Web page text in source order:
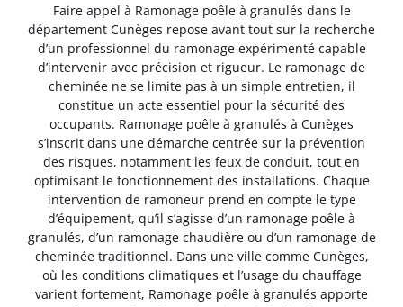
Faire appel à Ramonage poêle à granulés dans le
département Cunèges repose avant tout sur la recherche
d’un professionnel du ramonage expérimenté capable
d’intervenir avec précision et rigueur. Le ramonage de
cheminée ne se limite pas à un simple entretien, il
constitue un acte essentiel pour la sécurité des
occupants. Ramonage poêle à granulés à Cunèges
s’inscrit dans une démarche centrée sur la prévention
des risques, notamment les feux de conduit, tout en
optimisant le fonctionnement des installations. Chaque
intervention de ramoneur prend en compte le type
d’équipement, qu’il s’agisse d’un ramonage poêle à
granulés, d’un ramonage chaudière ou d’un ramonage de
cheminée traditionnel. Dans une ville comme Cunèges,
où les conditions climatiques et l’usage du chauffage
varient fortement, Ramonage poêle à granulés apporte